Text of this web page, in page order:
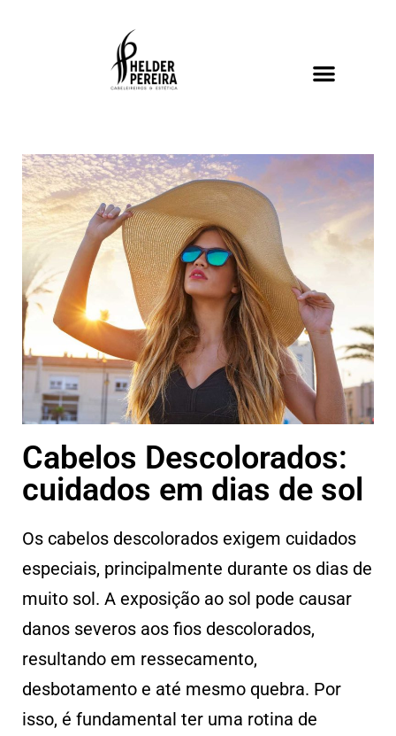
Cabelos Descolorados:
cuidados em dias de sol
Os cabelos descolorados exigem cuidados
especiais, principalmente durante os dias de
muito sol. A exposição ao sol pode causar
danos severos aos fios descolorados,
resultando em ressecamento,
desbotamento e até mesmo quebra. Por
isso, é fundamental ter uma rotina de